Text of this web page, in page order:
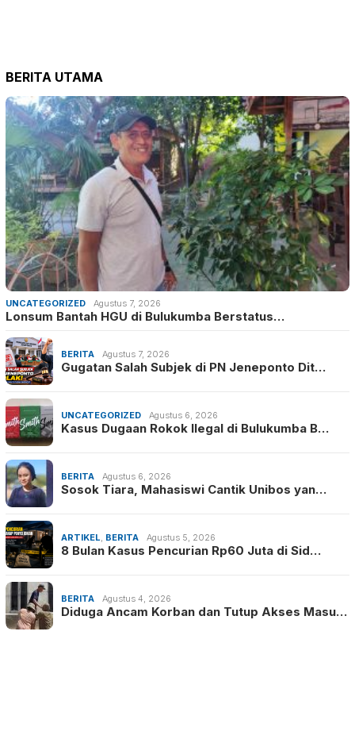
BERITA UTAMA
UNCATEGORIZED Agustus 7, 2026
Lonsum Bantah HGU di Bulukumba Berstatus…
BERITA Agustus 7, 2026
Gugatan Salah Subjek di PN Jeneponto Dit…
UNCATEGORIZED Agustus 6, 2026
Kasus Dugaan Rokok Ilegal di Bulukumba B…
BERITA Agustus 6, 2026
Sosok Tiara, Mahasiswi Cantik Unibos yan…
ARTIKEL BERITA Agustus 5, 2026
8 Bulan Kasus Pencurian Rp60 Juta di Sid…
BERITA Agustus 4, 2026
Diduga Ancam Korban dan Tutup Akses Masu…